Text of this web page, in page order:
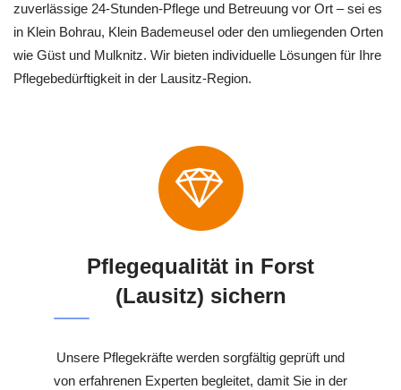
zuverlässige 24-Stunden-Pflege und Betreuung vor Ort – sei es
in Klein Bohrau, Klein Bademeusel oder den umliegenden Orten
wie Güst und Mulknitz. Wir bieten individuelle Lösungen für Ihre
Pflegebedürftigkeit in der Lausitz-Region.
Pflegequalität in Forst
(Lausitz) sichern
Unsere Pflegekräfte werden sorgfältig geprüft und
von erfahrenen Experten begleitet, damit Sie in der